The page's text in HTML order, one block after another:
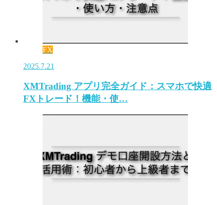
FX
2025.7.21
XMTrading アプリ完全ガイド：スマホで快適
FXトレード！機能・使…